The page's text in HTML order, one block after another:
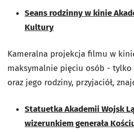
Seans rodzinny w kinie
Kultury
Kameralna projekcja filmu w
maksymalnie pięciu osób - tylko
oraz jego rodziny, przyjaciół,
Statuetka Akademii Wojsk
wizerunkiem generała